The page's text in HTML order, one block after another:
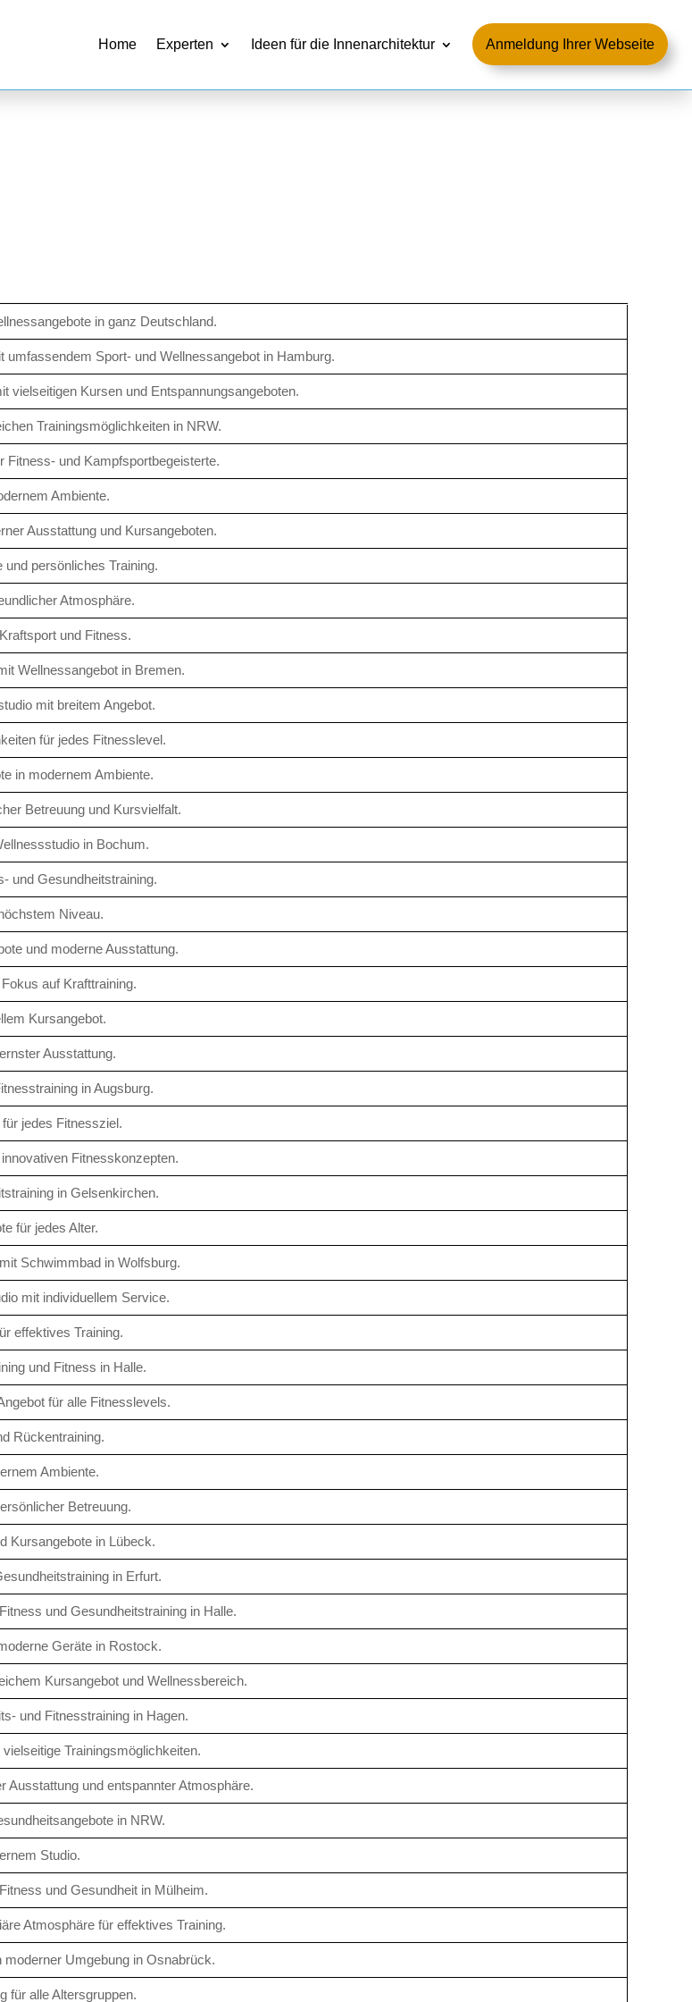
Home Experten Ideen für die Innenarchitektur Anmeldung Ihrer Webseite
in ganz Deutschland.
umfassendem Sport- und Wellnessangebot in Hamburg.
vielseitigen Kursen und Entspannungsangeboten.
Trainingsmöglichkeiten in NRW.
Fitness- und Kampfsportbegeisterte.
Ambiente.
Ausstattung und Kursangeboten.
persönliches Training.
Atmosphäre.
und Fitness.
Wellnessangebot in Bremen.
mit breitem Angebot.
für jedes Fitnesslevel.
in modernem Ambiente.
Betreuung und Kursvielfalt.
in Bochum.
und Gesundheitstraining.
Niveau.
und moderne Ausstattung.
auf Krafttraining.
Kursangebot.
Ausstattung.
in Augsburg.
jedes Fitnessziel.
Fitnesskonzepten.
in Gelsenkirchen.
für jedes Alter.
Schwimmbad in Wolfsburg.
mit individuellem Service.
effektives Training.
und Fitness in Halle.
für alle Fitnesslevels.
Rückentraining.
Ambiente.
Betreuung.
Kursangebote in Lübeck.
in Erfurt.
und Gesundheitstraining in Halle.
Geräte in Rostock.
Kursangebot und Wellnessbereich.
und Fitnesstraining in Hagen.
Trainingsmöglichkeiten.
Ausstattung und entspannter Atmosphäre.
in NRW.
Studio.
und Gesundheit in Mülheim.
Atmosphäre für effektives Training.
moderner Umgebung in Osnabrück.
für alle Altersgruppen.